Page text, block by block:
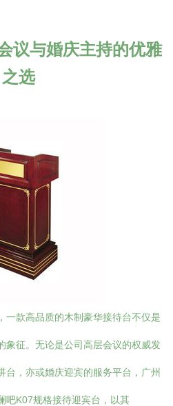
议与婚庆主持的优雅
之选
一款高品质的木制豪华接待台不仅是
象征。无论是公司高层会议的权威发
台，亦或婚庆迎宾的服务平台，广州
吧K07规格接待迎宾台，以其